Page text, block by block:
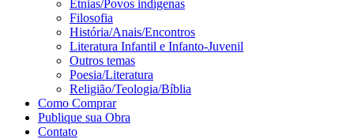
Etnias/Povos indígenas
Filosofia
História/Anais/Encontros
Literatura Infantil e Infanto-Juvenil
Outros temas
Poesia/Literatura
Religião/Teologia/Bíblia
Como Comprar
Publique sua Obra
Contato